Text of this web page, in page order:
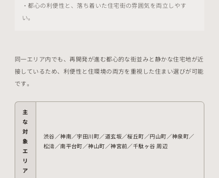
・都心の利便性と、落ち着いた住宅街の雰囲気を両立しやす
い。
同一エリア内でも、再開発が進む都心的な街並みと静かな住宅地が近
接しているため、利便性と住環境の両方を重視した住まい選びが可能
です。
主
な
対
象
エ
リ
ア
渋谷／神南／宇田川町／道玄坂／桜丘町／円山町／神泉町／
松濤／南平台町／神山町／神宮前／千駄ヶ谷 周辺